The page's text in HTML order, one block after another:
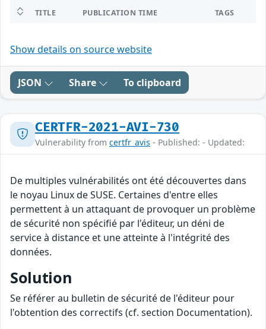
TITLE PUBLICATION TIME TAGS
Show details on source website
JSON Share To clipboard
CERTFR-2021-AVI-730
Vulnerability from certfr_avis - Published: - Updated:
De multiples vulnérabilités ont été découvertes dans
le noyau Linux de SUSE. Certaines d'entre elles
permettent à un attaquant de provoquer un problème
de sécurité non spécifié par l'éditeur, un déni de
service à distance et une atteinte à l'intégrité des
données.
Solution
Se référer au bulletin de sécurité de l'éditeur pour
l'obtention des correctifs (cf. section Documentation).